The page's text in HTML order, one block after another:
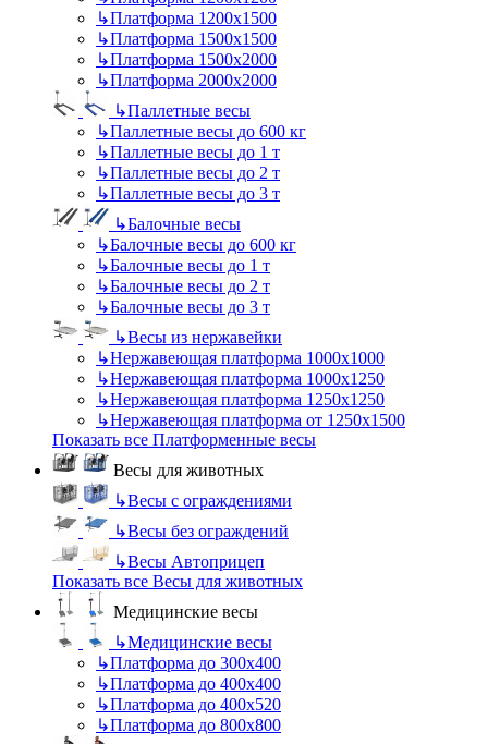
↳Платформа 1200х1500
↳Платформа 1500х1500
↳Платформа 1500х2000
↳Платформа 2000х2000
↳Паллетные весы
↳Паллетные весы до 600 кг
↳Паллетные весы до 1 т
↳Паллетные весы до 2 т
↳Паллетные весы до 3 т
↳Балочные весы
↳Балочные весы до 600 кг
↳Балочные весы до 1 т
↳Балочные весы до 2 т
↳Балочные весы до 3 т
↳Весы из нержавейки
↳Нержавеющая платформа 1000х1000
↳Нержавеющая платформа 1000х1250
↳Нержавеющая платформа 1250х1250
↳Нержавеющая платформа от 1250х1500
Показать все Платформенные весы
Весы для животных
↳Весы с ограждениями
↳Весы без ограждений
↳Весы Автоприцеп
Показать все Весы для животных
Медицинские весы
↳Медицинские весы
↳Платформа до 300х400
↳Платформа до 400х400
↳Платформа до 400х520
↳Платформа до 800х800